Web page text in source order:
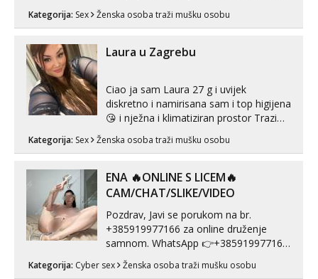
puta dnevno bilo kad i bilo gdje zato se
link ispod i nadji me tamo, cekam te!
Kategorija: Sex Ženska osoba traži mušku osobu
Laura u Zagrebu
Ciao ja sam Laura 27 g i uvijek
diskretno i namirisana sam i top higijena
😘 i nježna i klimatiziran prostor Trazim
Pusenje i gutanje sperme Erotsko rublje
tijelu Iskljucivo neradim analni !!! I
neljubim se Wha...
Kategorija: Sex Ženska osoba traži mušku osobu
ENA 🔥ONLINE S LICEM🔥
CAM/CHAT/SLIKE/VIDEO
Pozdrav, Javi se porukom na br.
+385919977166 za online druženje
samnom. WhatsApp 👉+385919977166
Telegram 👉@enafriedrichkis Radim
videopozive s licem, solo i s partnerom,
Kategorija: Cyber sex Ženska osoba traži mušku osobu